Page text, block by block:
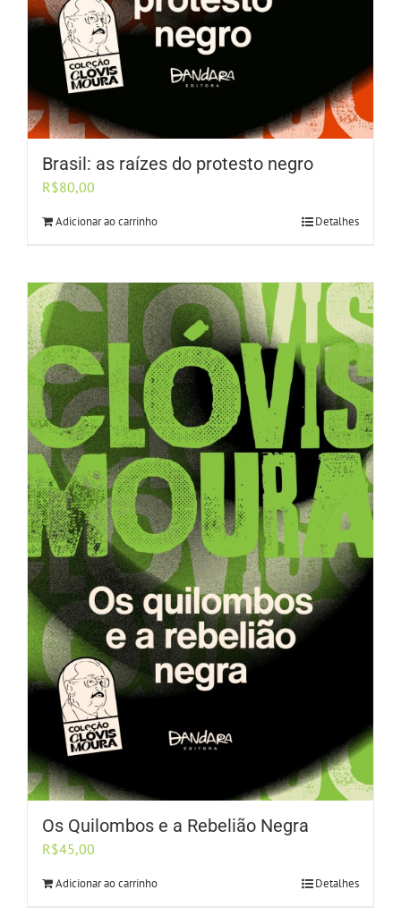
Brasil: as raízes do protesto negro
R$80,00
Adicionar ao carrinho Detalhes
Os Quilombos e a Rebelião Negra
R$45,00
Adicionar ao carrinho Detalhes